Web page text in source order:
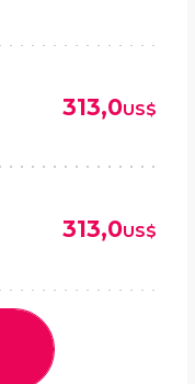
313,0US$
313,0US$